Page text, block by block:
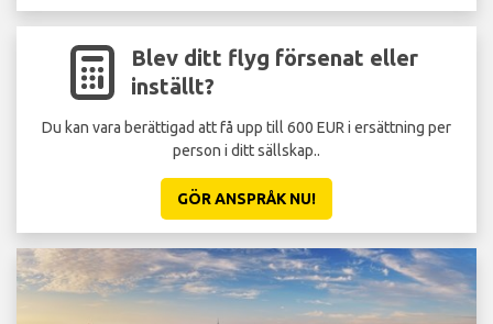
Blev ditt flyg försenat eller
inställt?
Du kan vara berättigad att få upp till 600 EUR i ersättning per
person i ditt sällskap..
GÖR ANSPRÅK NU!